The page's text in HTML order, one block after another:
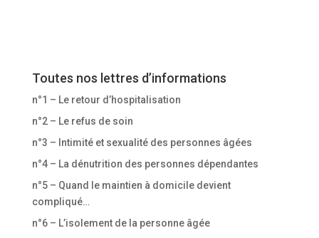
Toutes nos lettres d’informations
n°1 – Le retour d’hospitalisation
n°2 – Le refus de soin
n°3 – Intimité et sexualité des personnes âgées
n°4 – La dénutrition des personnes dépendantes
n°5 – Quand le maintien à domicile devient
compliqué…
n°6 – L’isolement de la personne âgée